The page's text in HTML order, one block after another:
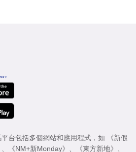
台包括多個網站和應用程式，如
《新假
、 《NM+新Monday》 、 《東方新地》 、